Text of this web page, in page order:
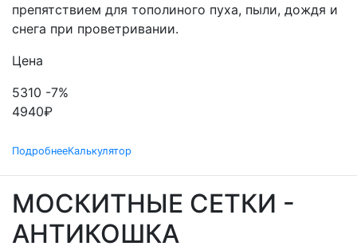
препятствием для тополиного пуха, пыли, дождя и
снега при проветривании.
Цена
5310 -7%
4940₽
ПодробнееКалькулятор
МОСКИТНЫЕ СЕТКИ -
АНТИКОШКА